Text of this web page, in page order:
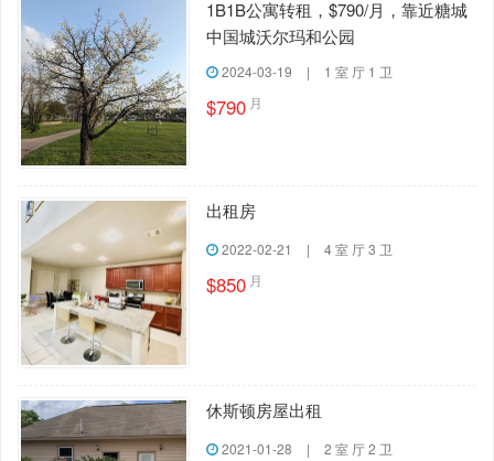
1B1B公寓转租，$790/月，靠近糖城
中国城沃尔玛和公园
2024-03-19 | 1 室 厅 1 卫
$790 月
出租房
2022-02-21 | 4 室 厅 3 卫
$850 月
休斯顿房屋出租
2021-01-28 | 2 室 厅 2 卫